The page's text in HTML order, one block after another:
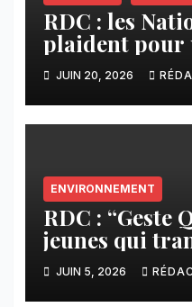
RDC : les
plaident pour
minier plus
inclusif
JUIN 20, 2026
ENVIRONNEMENT
RDC : “Geste
jeunes qui
déchets en
JUIN 5, 2026